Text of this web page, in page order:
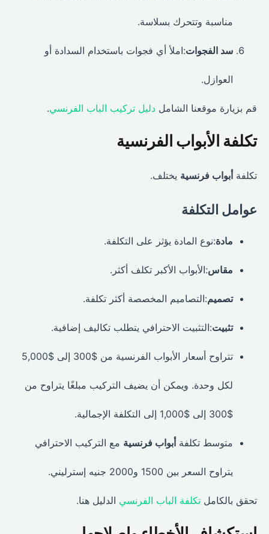
مناسبة وتتحرك بسلاسة.
سد الفجوات:املأ أي فجوات باستخدام السدادة أو
العوازل.
قم بزيارة موقعنا الشامل دليل تركيب الباب الفرنسي.
تكلفة الأبواب الفرنسية
تكلفةأبواب فرنسيةيختلف.
عوامل التكلفة
مادة:نوع المادة يؤثر على التكلفة.
مقاس:الأبواب الأكبر تكلف أكثر.
تصميم:التصاميم المخصصة أكثر تكلفة.
تثبيت:التثبيت الاحترافي يتطلب تكاليف إضافية.
تتراوح أسعار الأبواب الفرنسية من $300 إلى $5,000
لكل وحدة. ويمكن أن يضيف التركيب مبلغًا يتراوح من
متوسط تكلفةأبواب فرنسيةمع التركيب الاحترافي
يتراوح السعر بين 1500 و2000 جنيه إسترليني.
تحقق بالكامل تكلفة الباب الفرنسيالدليل هنا.